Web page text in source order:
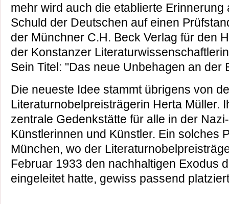
mehr wird auch die etablierte Erinnerung
Schuld der Deutschen auf einen
der Münchner C.H. Beck Verlag für den
der Konstanzer
Sein Titel: "Das neue Unbehagen an der
Die neueste Idee stammt übrigens von
Literaturnobelpreisträgerin Herta Müller.
zentrale Gedenkstätte für alle in der
Künstlerinnen und Künstler. Ein solches
München, wo der
Februar 1933 den nachhaltigen Exodus
eingeleitet hatte, gewiss passend